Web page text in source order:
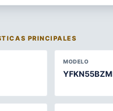
PRINCIPALES
MODELO